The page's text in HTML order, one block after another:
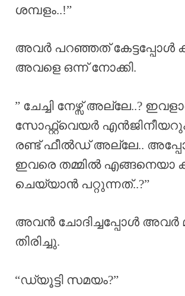
ശമ്പളം..!”
അവർ പറഞ്ഞത് കേട്ടപ്പോൾ
അവളെ ഒന്ന് നോക്കി.
” ചേച്ചി നേഴ്സ് അല്ലേ..?
സോഫ്റ്റ്‌വെയർ
രണ്ട് ഫീൽഡ് അല്ലേ..
ഇവരെ തമ്മിൽ എങ്ങനെയാ
ചെയ്യാൻ പറ്റുന്നത്..?”
അവൻ ചോദിച്ചപ്പോൾ അവർ
തിരിച്ചു.
“ഡ്യൂട്ടി സമയം?”